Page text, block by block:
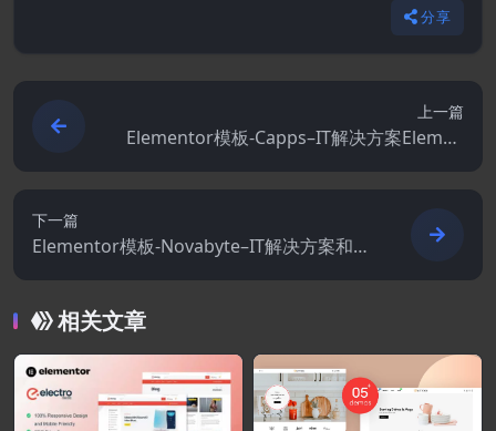
分享
上一篇
Elementor模板-Capps–IT解决方案Elemen
下一篇
Elementor模板-Novabyte–IT解决方案和服
相关文章